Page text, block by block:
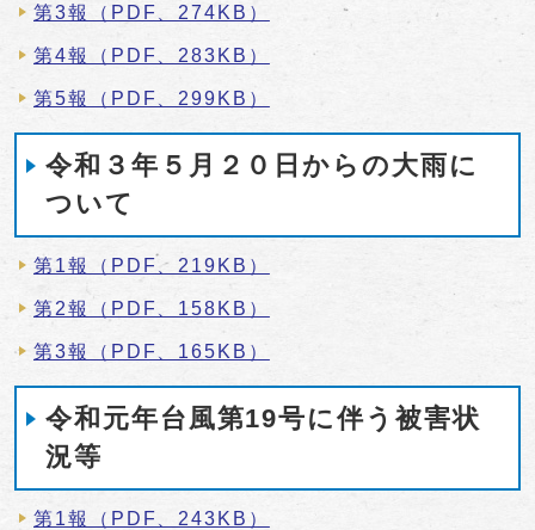
第3報（PDF、274KB）
第4報（PDF、283KB）
第5報（PDF、299KB）
令和３年５月２０日からの大雨に
ついて
第1報（PDF、219KB）
第2報（PDF、158KB）
第3報（PDF、165KB）
令和元年台風第19号に伴う被害状
況等
第1報（PDF、243KB）